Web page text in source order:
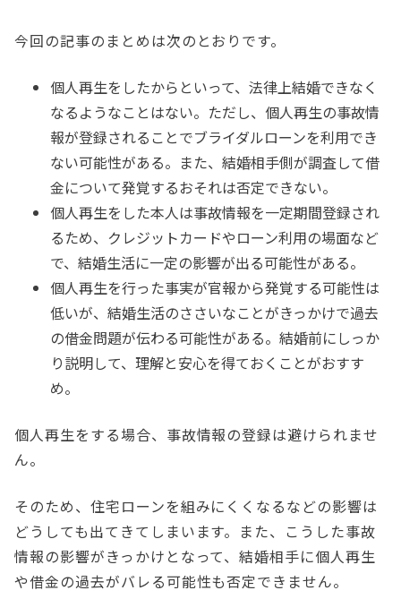
今回の記事のまとめは次のとおりです。
個人再生をしたからといって、法律上結婚できなく
なるようなことはない。ただし、個人再生の事故情
報が登録されることでブライダルローンを利用でき
ない可能性がある。また、結婚相手側が調査して借
金について発覚するおそれは否定できない。
個人再生をした本人は事故情報を一定期間登録され
るため、クレジットカードやローン利用の場面など
で、結婚生活に一定の影響が出る可能性がある。
個人再生を行った事実が官報から発覚する可能性は
低いが、結婚生活のささいなことがきっかけで過去
の借金問題が伝わる可能性がある。結婚前にしっか
り説明して、理解と安心を得ておくことがおすす
め。
個人再生をする場合、事故情報の登録は避けられませ
ん。
そのため、住宅ローンを組みにくくなるなどの影響は
どうしても出てきてしまいます。また、こうした事故
情報の影響がきっかけとなって、結婚相手に個人再生
や借金の過去がバレる可能性も否定できません。